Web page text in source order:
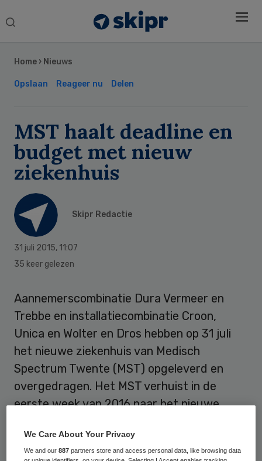
Search
Home › Nieuws
Opslaan Reageer nu Delen
MST haalt deadline en
budget met nieuw
ziekenhuis
Skipr Redactie
31 juli 2015, 11:07
35 keer gelezen
Aannemerscombinatie Dura Vermeer en
Trebbe en installatiecombinatie Croon,
Unica en Wolter en Dros hebben op 31 juli
het nieuwe ziekenhuis van Medisch
Spectrum Twente (MST) opgeleverd en
overgedragen. Het MST verhuist in de
eerste week van 2016 naar het nieuwe
Het nieuwe ziekenhuis heeft een
Sidebar
We Care About Your Privacy
We and our887 partners store and access personal data, like browsing data